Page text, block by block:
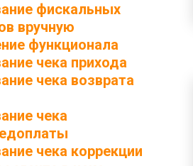
фискальных
вручную
функционала
чека прихода
чека возврата
чека
чека коррекции